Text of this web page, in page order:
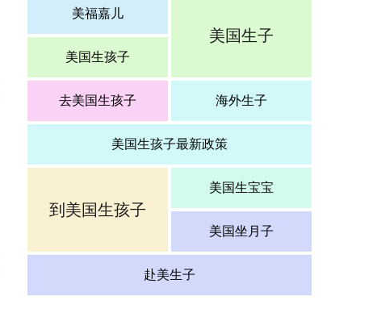
美福嘉儿
美国生子
美国生孩子
去美国生孩子 海外生子
美国生孩子最新政策
到美国生孩子
美国生宝宝
美国坐月子
赴美生子